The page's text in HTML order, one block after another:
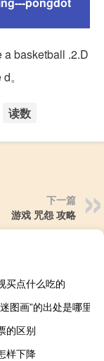
a basketball .2.D
。
读数
下一篇
游戏 咒怨 攻略
买点什么吃的
图画”的出处是哪里
的区别
样下降